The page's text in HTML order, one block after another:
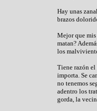
Hay unas
brazos
Mejor que mis
matan?
los
Tiene razón el
importa. Se
no tenemos
adentro los
gorda, la